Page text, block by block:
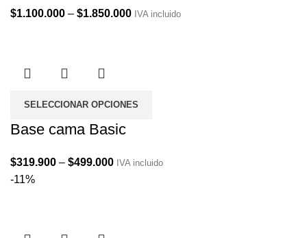
$1.100.000 – $1.850.000Price
IVA incluido
SELECCIONAR OPCIONES
Base cama Basic
$319.900 – $499.000Price
IVA incluido
-11%